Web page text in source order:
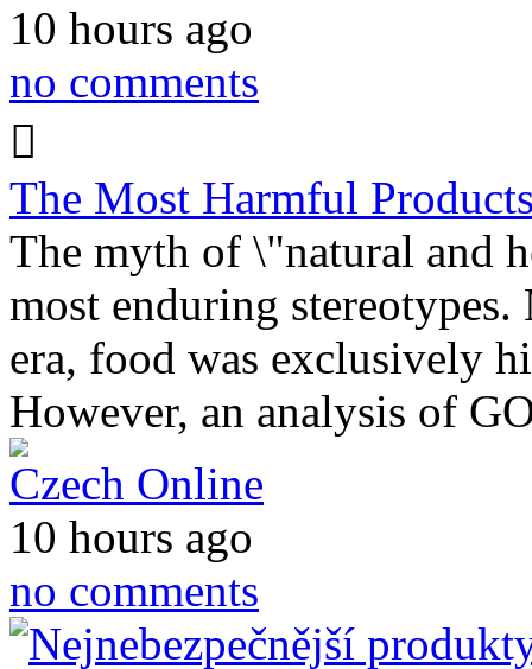
10 hours ago
no comments
The Most Harmful
The myth of \"natural and
most enduring
era, food was exclusively
However, an analysis of
Czech Online
10 hours ago
no comments